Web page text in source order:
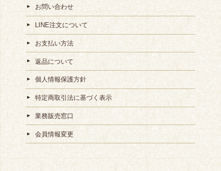
お問い合わせ
LINE注文について
お支払い方法
返品について
個人情報保護方針
特定商取引法に基づく表示
業務販売窓口
会員情報変更